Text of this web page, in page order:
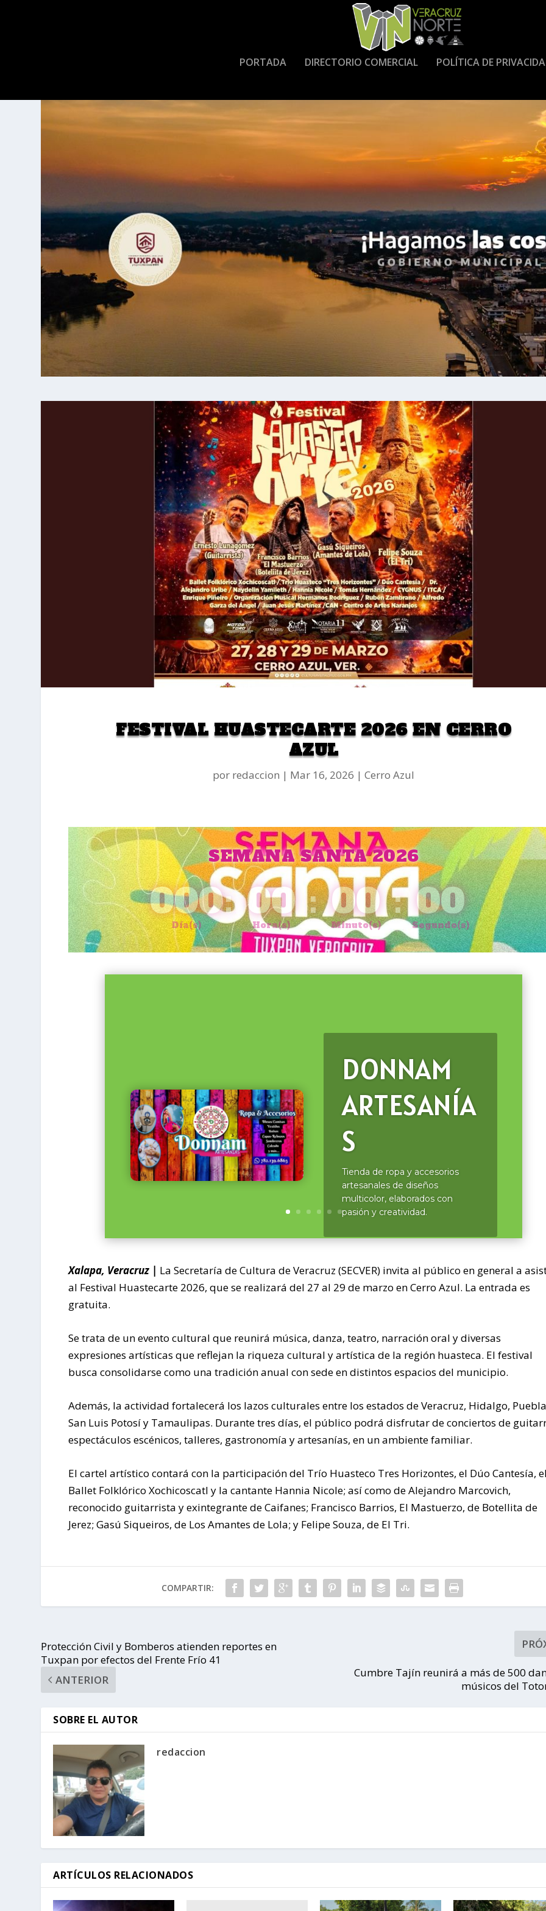
PORTADA DIRECTORIO COMERCIAL POLÍTICA DE
FESTIVAL HUASTECARTE 2026 EN CERRO
AZUL
por redaccion Mar 16, 2026 Cerro Azul
SEMANA SANTA 2026
000
Día(s)
: 00
Hora(s)
: 00
Minuto(s)
: 00
Segundo(s)
DONNAM
ARTESANÍA
S
Tienda de ropa y accesorios
artesanales de diseños
multicolor, elaborados con
pasión y creatividad.
Xalapa, Veracruz | La Secretaría de Cultura de Veracruz (SECVER) invita al público en general a
al Festival Huastecarte 2026, que se realizará del 27 al 29 de marzo en Cerro Azul. La entrada es
gratuita.
Se trata de un evento cultural que reunirá música, danza, teatro, narración oral y diversas
expresiones artísticas que reflejan la riqueza cultural y artística de la región huasteca. El festival
busca consolidarse como una tradición anual con sede en distintos espacios del municipio.
Además, la actividad fortalecerá los lazos culturales entre los estados de Veracruz, Hidalgo,
San Luis Potosí y Tamaulipas. Durante tres días, el público podrá disfrutar de conciertos de
espectáculos escénicos, talleres, gastronomía y artesanías, en un ambiente familiar.
El cartel artístico contará con la participación del Trío Huasteco Tres Horizontes, el Dúo Cantesía,
Ballet Folklórico Xochicoscatl y la cantante Hannia Nicole; así como de Alejandro Marcovich,
reconocido guitarrista y exintegrante de Caifanes; Francisco Barrios, El Mastuerzo, de Botellita de
Jerez; Gasú Siqueiros, de Los Amantes de Lola; y Felipe Souza, de El Tri.
COMPARTIR:
Protección Civil y Bomberos atienden reportes en
Tuxpan por efectos del Frente Frío 41
ANTERIOR
Cumbre Tajín reunirá a más de 500
músicos del
SOBRE EL AUTOR
redaccion
ARTÍCULOS RELACIONADOS